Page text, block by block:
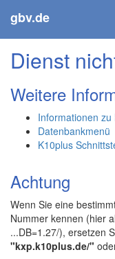
gbv.de
Dienst
Weitere
Informationen zu
Datenbankmenü
K10plus
Achtung
Wenn Sie eine
Nummer kennen (hier
...DB=1.27/), ersetzen
"kxp.k10plus.de/"